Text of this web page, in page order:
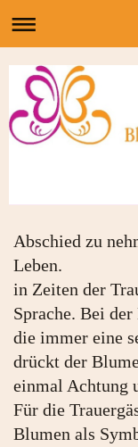
Abschied zu
Leben.
in Zeiten der
Sprache. Bei
die immer eine
drückt der
einmal Achtung
Für die
Blumen als